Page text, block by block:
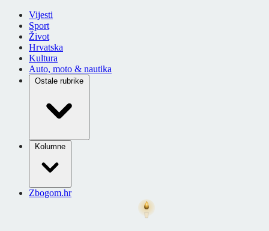
Vijesti
Sport
Život
Hrvatska
Kultura
Auto, moto & nautika
Ostale rubrike
Kolumne
Zbogom.hr